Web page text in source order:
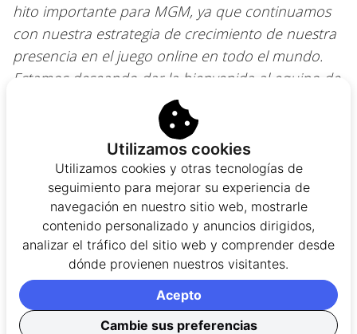
hito importante para MGM, ya que continuamos
con nuestra estrategia de crecimiento de nuestra
presencia en el juego online en todo el mundo.
Estamos deseando dar la bienvenida al equipo de
LeoVegas y nos entusiasma empezar a trabajar
con ellos para hacer crecer nuestro negocio
global de juego digital y maximizar todo el
potencial de nuestra estrategia omnicanal.“, dijo
Bill Hornbuckle, CEO, MGM.
Utilizamos cookies
Utilizamos cookies y otras tecnologías de
seguimiento para mejorar su experiencia de
navegación en nuestro sitio web, mostrarle
contenido personalizado y anuncios dirigidos,
analizar el tráfico del sitio web y comprender desde
dónde provienen nuestros visitantes.
Cambie sus preferencias
Acepto